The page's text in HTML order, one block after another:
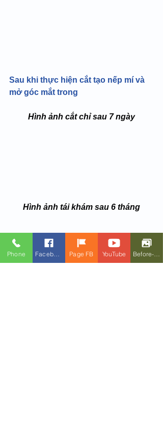
Sau khi thực hiện cắt tạo nếp mí và
mở góc mắt trong
Hình ảnh cắt chỉ sau 7 ngày
Hình ảnh tái khám sau 6 tháng
Phone Page FB YouTube